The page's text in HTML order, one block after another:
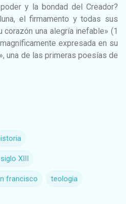
y la bondad del Creador?
el firmamento y todas sus
una alegría inefable» (1
expresada en su
una de las primeras poesías de
XIII
francisco teologia